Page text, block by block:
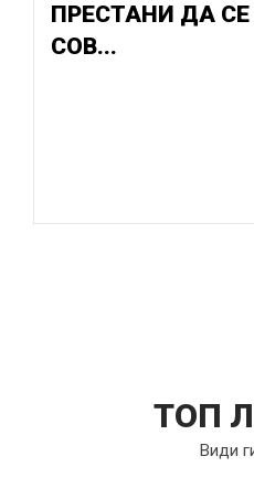
ПРЕСТАНИ ДА
СОВ...
ТОП
Види